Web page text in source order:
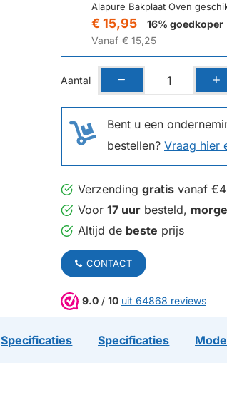
Alapure Bakplaat Oven
€ 15,95
16% goedkoper
Vanaf € 15,25
Bent u een
bestellen? Vraag hier
Aantal
Verzending gratis vanaf
Voor 17 uur besteld,
Altijd de beste prijs
CONTACT
9.0 / 10 uit 64868 reviews
Specificaties Specificaties